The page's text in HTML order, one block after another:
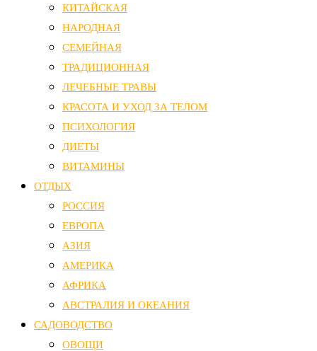
КИТАЙСКАЯ
НАРОДНАЯ
СЕМЕЙНАЯ
ТРАДИЦИОННАЯ
ЛЕЧЕБНЫЕ ТРАВЫ
КРАСОТА И УХОД ЗА ТЕЛОМ
ПСИХОЛОГИЯ
ДИЕТЫ
ВИТАМИНЫ
ОТДЫХ
РОССИЯ
ЕВРОПА
АЗИЯ
АМЕРИКА
АФРИКА
АВСТРАЛИЯ И ОКЕАНИЯ
САДОВОДСТВО
ОВОЩИ